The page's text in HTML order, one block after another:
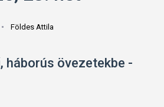
Földes Attila
háborús övezetekbe -